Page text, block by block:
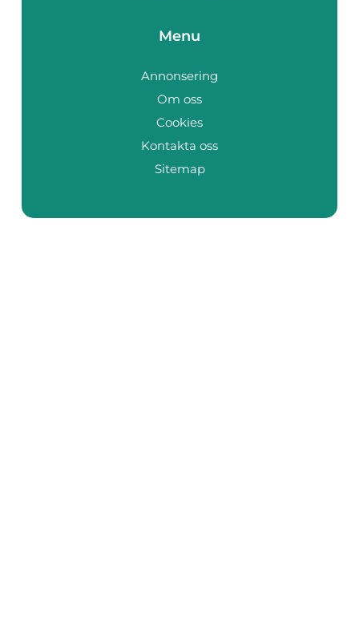
Menu
Annonsering
Om oss
Cookies
Kontakta oss
Sitemap